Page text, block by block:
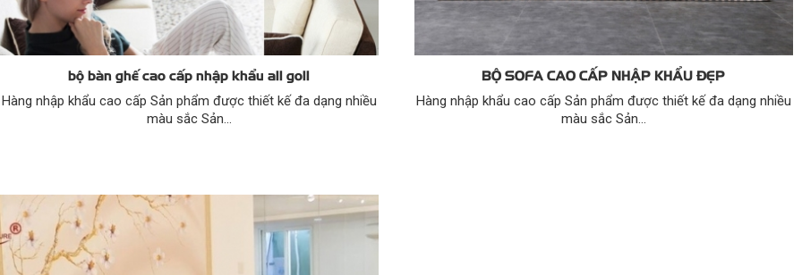
bộ bàn ghế cao cấp nhập khẩu all goll
Hàng nhập khẩu cao cấp Sản phẩm được thiết kế đa dạng nhiều
màu sắc Sản...
BỘ SOFA CAO CẤP NHẬP KHẨU ĐẸP
Hàng nhập khẩu cao cấp Sản phẩm được thiết kế đa dạng nhiều
màu sắc Sản...